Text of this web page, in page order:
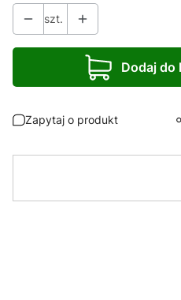
szt.
Dodaj do
Zapytaj o produkt